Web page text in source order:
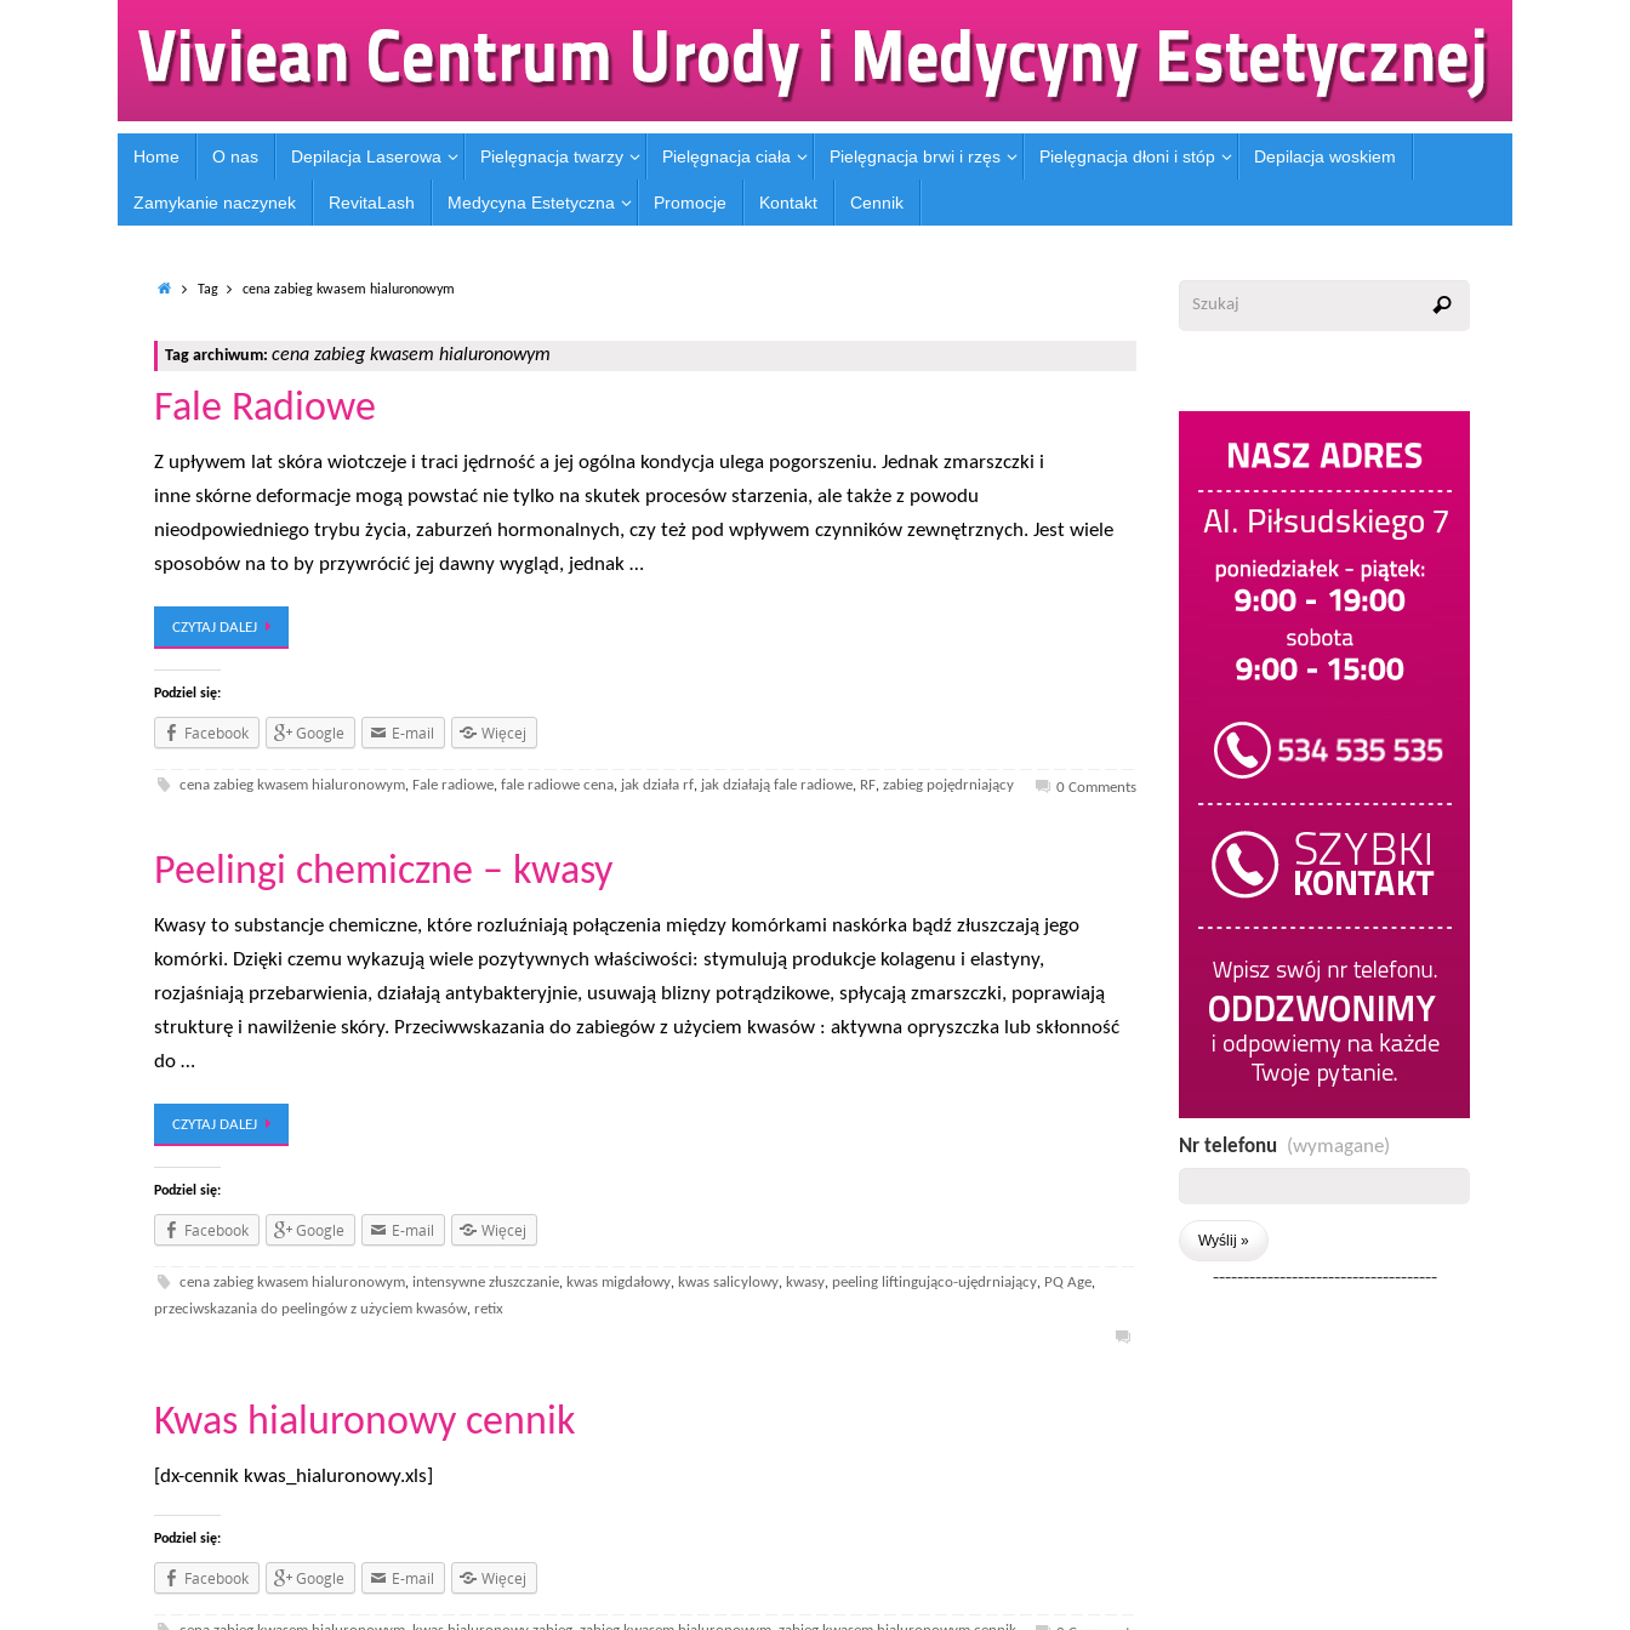
Home O nas Depilacja Laserowa Pielęgnacja twarzy Pielęgnacja ciała Pielęgnacja brwi i rzęs Pielęgnacja dłoni i stóp Depilacja woskiem
Zamykanie naczynek RevitaLash Medycyna Estetyczna Promocje Kontakt Cennik
Tag cena zabieg kwasem hialuronowym
Tag archiwum: cena zabieg kwasem hialuronowym
Fale Radiowe
Z upływem lat skóra wiotczeje i traci jędrność a jej ogólna kondycja ulega pogorszeniu. Jednak zmarszczki i
inne skórne deformacje mogą powstać nie tylko na skutek procesów starzenia, ale także z powodu
nieodpowiedniego trybu życia, zaburzeń hormonalnych, czy też pod wpływem czynników zewnętrznych. Jest wiele
sposobów na to by przywrócić jej dawny wygląd, jednak …
CZYTAJ DALEJ
Podziel się:
Facebook Google E-mail Więcej
cena zabieg kwasem hialuronowym, Fale radiowe,fale radiowe cena, jak działa rf, jak działają fale radiowe, RF,zabieg pojędrniający 0 Comments
Peelingi chemiczne – kwasy
Kwasy to substancje chemiczne, które rozluźniają połączenia między komórkami naskórka bądź złuszczają jego
komórki. Dzięki czemu wykazują wiele pozytywnych właściwości: stymulują produkcje kolagenu i elastyny,
rozjaśniają przebarwienia, działają antybakteryjnie, usuwają blizny potrądzikowe, spłycają zmarszczki, poprawiają
strukturę i nawilżenie skóry. Przeciwwskazania do zabiegów z użyciem kwasów : aktywna opryszczka lub skłonność
do …
CZYTAJ DALEJ
Podziel się:
Facebook Google E-mail Więcej
cena zabieg kwasem hialuronowym, intensywne złuszczanie, kwas migdałowy, kwas salicylowy, kwasy, peeling liftingująco-ujędrniający, PQ Age,
przeciwskazania do peelingów z użyciem kwasów, retix
Kwas hialuronowy cennik
[dx-cennik kwas_hialuronowy.xls]
Podziel się:
Facebook Google E-mail Więcej
Nr telefonu (wymagane)
-------------------------------------